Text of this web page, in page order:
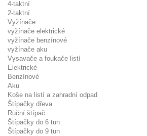
4-taktní
2-taktní
Vyžínače
vyžínače elektrické
vyžínače benzínové
vyžínače aku
Vysavače a foukače listí
Elektrické
Benzínové
Aku
Koše na listí a zahradní odpad
Štípačky dřeva
Ruční štípač
Štípačky do 6 tun
Štípačky do 9 tun